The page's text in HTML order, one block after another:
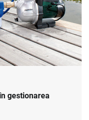
gestionarea